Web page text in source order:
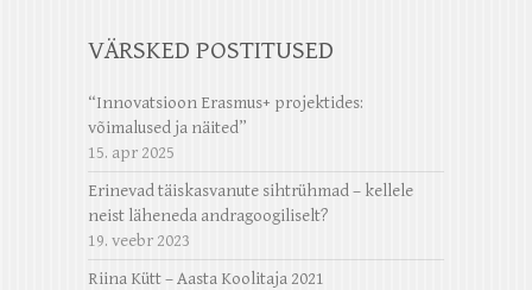
VÄRSKED POSTITUSED
“Innovatsioon Erasmus+ projektides:
võimalused ja näited”
15. apr 2025
Erinevad täiskasvanute sihtrühmad – kellele
neist läheneda andragoogiliselt?
19. veebr 2023
Riina Kütt – Aasta Koolitaja 2021